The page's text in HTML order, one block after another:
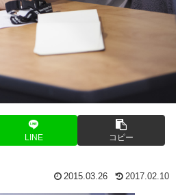
LINE コピー
2015.03.26 2017.02.10